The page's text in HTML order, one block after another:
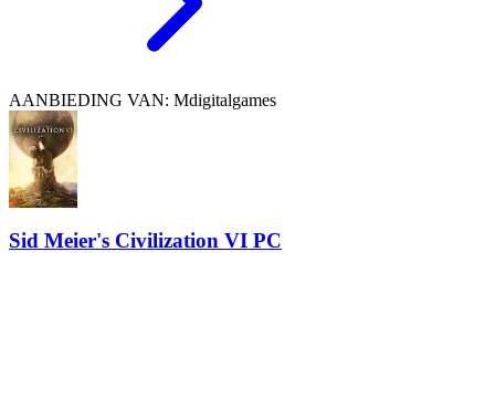
AANBIEDING VAN: Mdigitalgames
Sid Meier's Civilization VI PC